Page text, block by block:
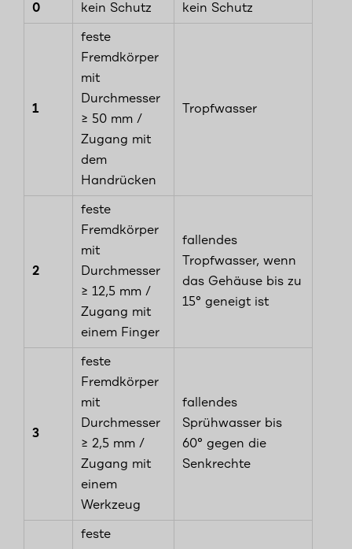
0 kein Schutz kein Schutz
1
feste
Fremdkörper
mit
Durchmesser
≥ 50 mm /
Zugang mit
dem
Handrücken
Tropfwasser
2
feste
Fremdkörper
mit
Durchmesser
≥ 12,5 mm /
Zugang mit
einem Finger
fallendes
Tropfwasser, wenn
das Gehäuse bis zu
15° geneigt ist
3
feste
Fremdkörper
mit
Durchmesser
≥ 2,5 mm /
Zugang mit
einem
Werkzeug
fallendes
Sprühwasser bis
60° gegen die
Senkrechte
feste